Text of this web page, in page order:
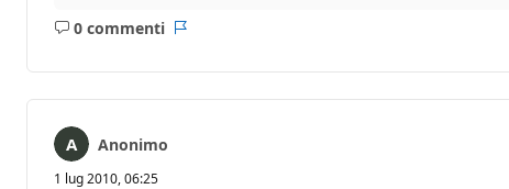
0 commenti
Nessun
Anonimo
1 lug 2010, 06:25